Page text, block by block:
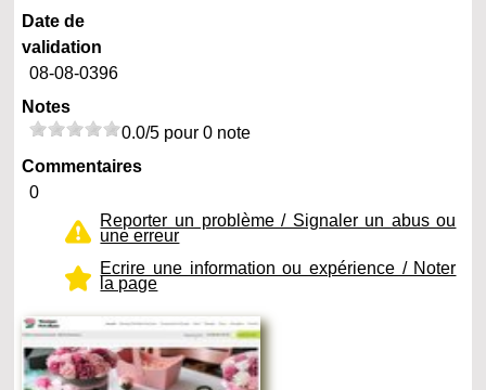
Date de
validation
08-08-0396
Notes
0.0/5 pour 0 note
Commentaires
0
Reporter un problème / Signaler un abus ou
une erreur
Ecrire une information ou expérience / Noter
la page